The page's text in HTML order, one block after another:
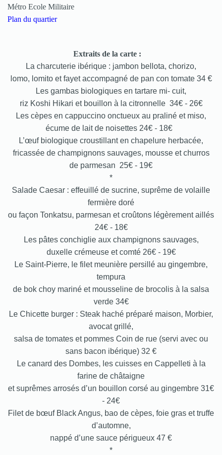
Métro Ecole Militaire
Plan du quartier
Extraits de la carte :
La charcuterie ibérique : jambon bellota, chorizo,
lomo, lomito et fayet accompagné de pan con tomate 34 €
Les gambas biologiques en tartare mi- cuit,
riz Koshi Hikari et bouillon à la citronnelle 34€ - 26€
Les cèpes en cappuccino onctueux au praliné et miso,
écume de lait de noisettes 24€ - 18€
L’œuf biologique croustillant en chapelure herbacée,
fricassée de champignons sauvages, mousse et churros
de parmesan 25€ - 19€
*
Salade Caesar : effeuillé de sucrine, suprême de volaille
fermière doré
ou façon Tonkatsu, parmesan et croûtons légèrement aillés
24€ - 18€
Les pâtes conchiglie aux champignons sauvages,
duxelle crémeuse et comté 26€ - 19€
Le Saint-Pierre, le filet meunière persillé au gingembre,
tempura
de bok choy mariné et mousseline de brocolis à la salsa
verde 34€
Le Chicette burger : Steak haché préparé maison, Morbier,
avocat grillé,
salsa de tomates et pommes Coin de rue (servi avec ou
sans bacon ibérique) 32 €
Le canard des Dombes, les cuisses en Cappelleti à la
farine de châtaigne
et suprêmes arrosés d’un bouillon corsé au gingembre 31€
- 24€
Filet de bœuf Black Angus, bao de cèpes, foie gras et truffe
d’automne,
nappé d’une sauce périgueux 47 €
*